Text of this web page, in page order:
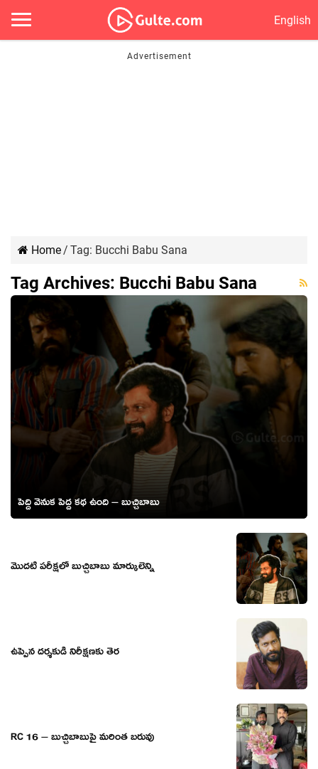
English
Home/ Tag: Bucchi Babu Sana
Tag Archives: Bucchi Babu Sana
పెద్ది వెనుక పెద్ద కథ ఉంది – బుచ్చిబాబు
మొదటి పరీక్షలో బుచ్చిబాబు మార్కులెన్ని
ఉప్పెన దర్శకుడి నిరీక్షణకు తెర
RC 16 – బుచ్చిబాబుపై మరింత బరువు